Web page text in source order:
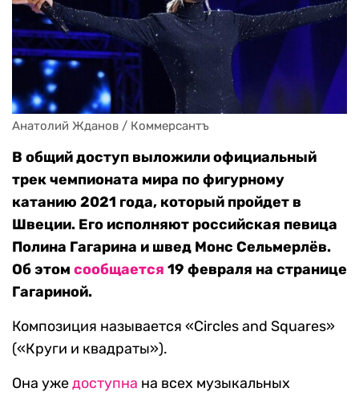
Анатолий Жданов / Коммерсантъ
В общий доступ выложили официальный
трек чемпионата мира по фигурному
катанию 2021 года, который пройдет в
Швеции. Его исполняют российская певица
Полина Гагарина и швед Монс Сельмерлёв.
Об этом сообщается 19 февраля на странице
Гагариной.
Композиция называется «Circles and Squares»
(«Круги и квадраты»).
Она ужедоступна на всех музыкальных